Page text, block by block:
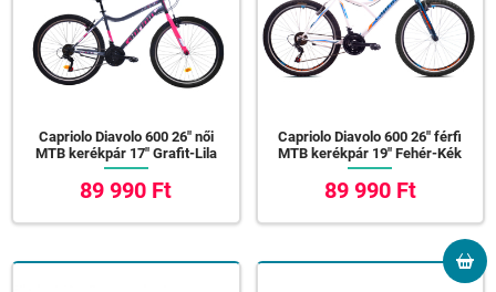
Capriolo Diavolo 600 26" női
MTB kerékpár 17" Grafit-Lila
89 990 Ft
Capriolo Diavolo 600 26" férfi
MTB kerékpár 19" Fehér-Kék
89 990 Ft